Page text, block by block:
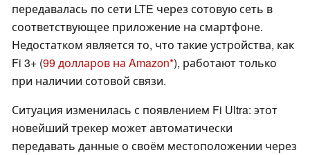
передавалась по сети LTE через сотовую сеть в
соответствующее приложение на смартфоне.
Недостатком является то, что такие устройства, как
Fi 3+ (99 долларов на Amazon ), работают только
при наличии сотовой связи.
Ситуация изменилась с появлением Fi Ultra: этот
новейший трекер может автоматически
передавать данные о своём местоположении через